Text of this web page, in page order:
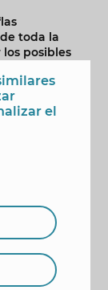
toda la
posibles
una
presencia
de una
integral
a la
trasladen
preside la
de
en un acto
el